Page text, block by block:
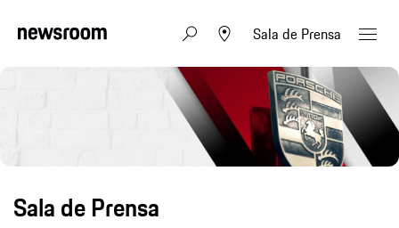
Sala de Prensa
Sala de Prensa